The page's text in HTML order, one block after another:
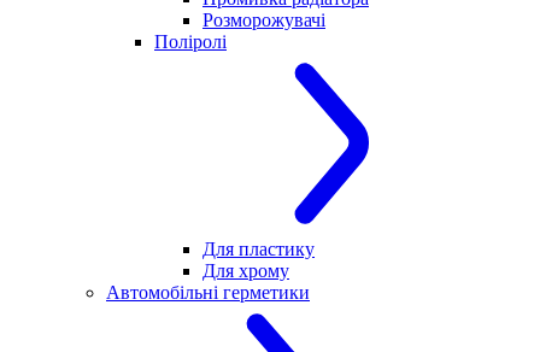
Розморожувачі
Поліролі
Для пластику
Для хрому
Автомобільні герметики